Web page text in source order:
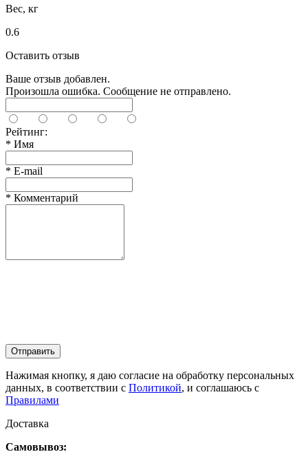
Вес, кг
0.6
Оставить отзыв
Ваше отзыв добавлен.
Произошла ошибка. Сообщение не отправлено.
Рейтинг:
* Имя
* E-mail
* Комментарий
Отправить
Нажимая кнопку, я даю согласие на обработку персональных
данных, в соответствии с Политикой, и соглашаюсь с
Правилами
Доставка
Самовывоз: